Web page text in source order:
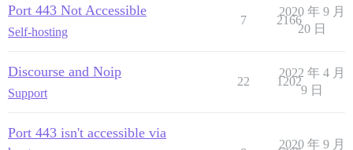
Port 443 Not Accessible
Self-hosting
7 2166
2020 年 9 月
20 日
Discourse and Noip
Support
22 1202
2022 年 4 月
9 日
Port 443 isn't accessible via
2020 年 9 月